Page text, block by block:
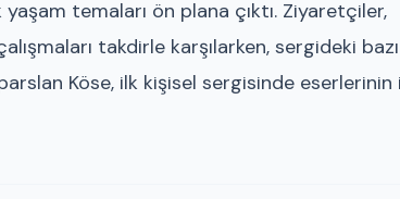
temaları ön plana çıktı. Ziyaretçiler,
takdirle karşılarken, sergideki bazı
Köse, ilk kişisel sergisinde eserlerinin